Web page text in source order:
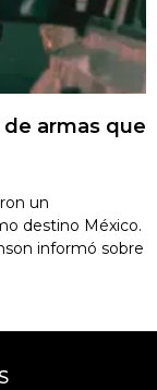
armas que
un
destino México.
informó sobre